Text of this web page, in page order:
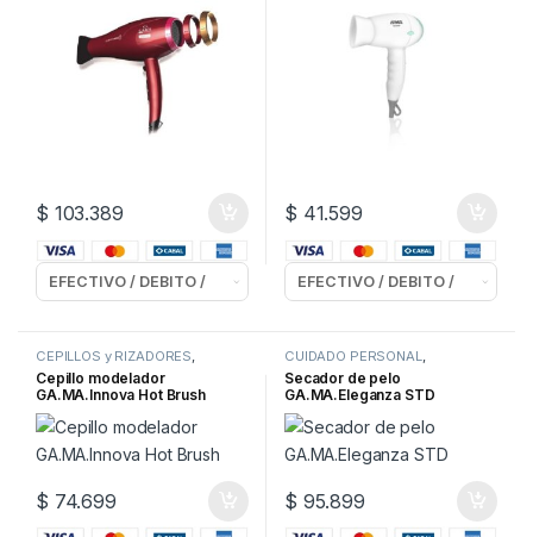
$ 103.389 $ 41.599
CEPILLOS y RIZADORES,
CUIDADO PERSONAL
Cepillo modelador
GA.MA.Innova Hot Brush
$ 74.699
CUIDADO PERSONAL,
SECADORES de PELO
Secador de pelo
GA.MA.Eleganza STD
$ 95.899